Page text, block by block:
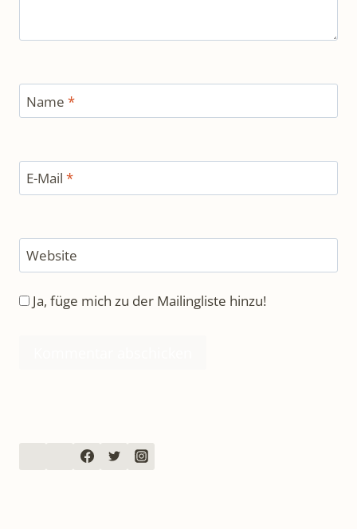
Name *
E-Mail *
Website
Ja, füge mich zu der Mailingliste hinzu!